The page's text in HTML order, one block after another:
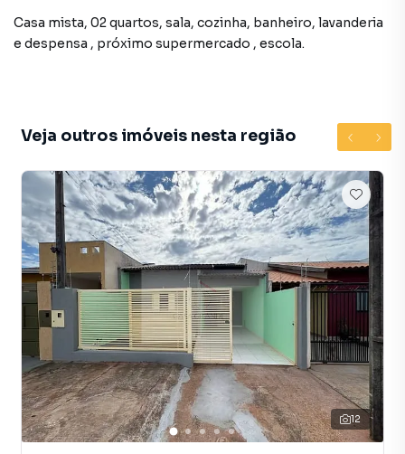
Casa mista, 02 quartos, sala, cozinha, banheiro, lavanderia
e despensa , próximo supermercado , escola.
Veja outros imóveis nesta região
12